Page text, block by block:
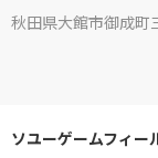
秋田県大館市御成町
ソユーゲームフィー